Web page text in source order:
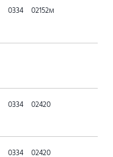
0334 02152м
0334 02420
0334 02420